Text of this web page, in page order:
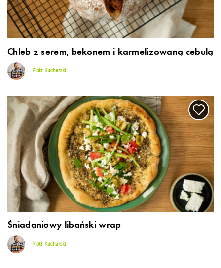
Chleb z serem, bekonem i karmelizowaną cebulą
Piotr Kucharski
Śniadaniowy libański wrap
Piotr Kucharski